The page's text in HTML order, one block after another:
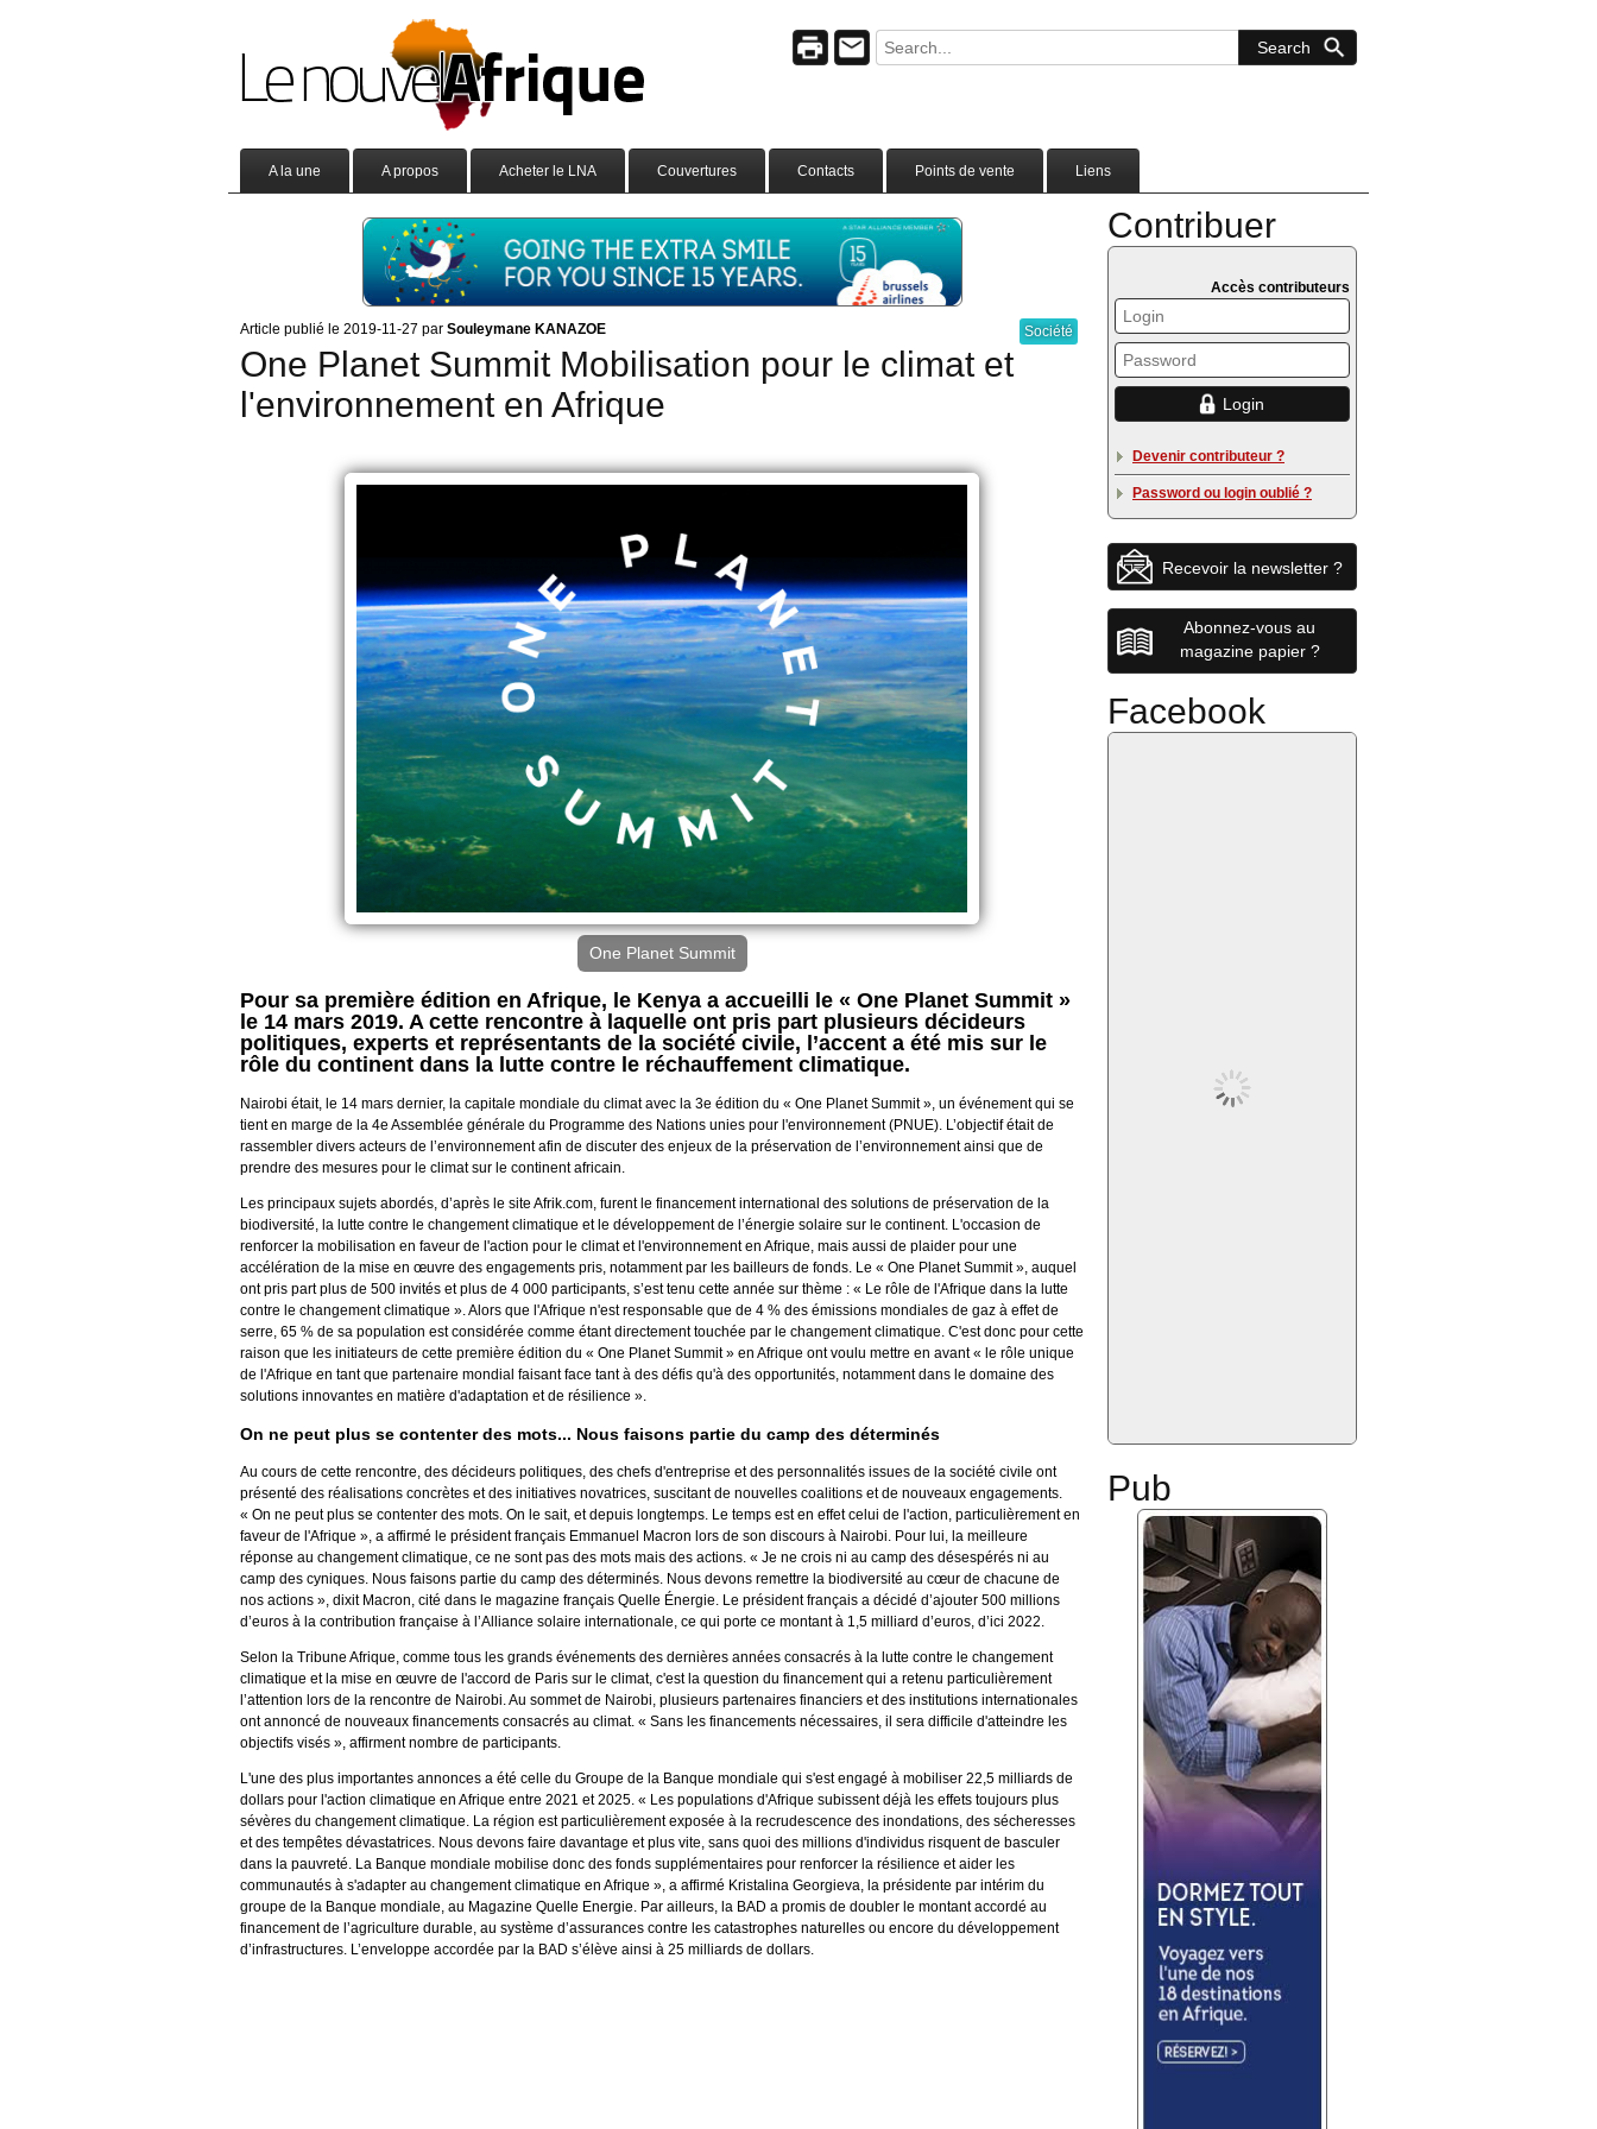
A la une A propos Acheter le LNA Couvertures Contacts Points de vente Liens
Article publié le 2019-11-27 par Souleymane KANAZOE Société
One Planet Summit Mobilisation pour le climat et
l'environnement en Afrique
One Planet Summit
Pour sa première édition en Afrique, le Kenya a accueilli le « One Planet Summit »
le 14 mars 2019. A cette rencontre à laquelle ont pris part plusieurs décideurs
politiques, experts et représentants de la société civile, l’accent a été mis sur le
rôle du continent dans la lutte contre le réchauffement climatique.
Nairobi était, le 14 mars dernier, la capitale mondiale du climat avec la 3e édition du « One Planet Summit », un événement qui se
tient en marge de la 4e Assemblée générale du Programme des Nations unies pour l'environnement (PNUE). L’objectif était de
rassembler divers acteurs de l’environnement afin de discuter des enjeux de la préservation de l’environnement ainsi que de
prendre des mesures pour le climat sur le continent africain.
Les principaux sujets abordés, d’après le site Afrik.com, furent le financement international des solutions de préservation de la
biodiversité, la lutte contre le changement climatique et le développement de l’énergie solaire sur le continent. L'occasion de
renforcer la mobilisation en faveur de l'action pour le climat et l'environnement en Afrique, mais aussi de plaider pour une
accélération de la mise en œuvre des engagements pris, notamment par les bailleurs de fonds. Le « One Planet Summit », auquel
ont pris part plus de 500 invités et plus de 4 000 participants, s’est tenu cette année sur thème : « Le rôle de l'Afrique dans la lutte
contre le changement climatique ». Alors que l'Afrique n'est responsable que de 4 % des émissions mondiales de gaz à effet de
serre, 65 % de sa population est considérée comme étant directement touchée par le changement climatique. C'est donc pour cette
raison que les initiateurs de cette première édition du « One Planet Summit » en Afrique ont voulu mettre en avant « le rôle unique
de l'Afrique en tant que partenaire mondial faisant face tant à des défis qu'à des opportunités, notamment dans le domaine des
solutions innovantes en matière d'adaptation et de résilience ».
On ne peut plus se contenter des mots... Nous faisons partie du camp des déterminés
Au cours de cette rencontre, des décideurs politiques, des chefs d'entreprise et des personnalités issues de la société civile ont
présenté des réalisations concrètes et des initiatives novatrices, suscitant de nouvelles coalitions et de nouveaux engagements.
« On ne peut plus se contenter des mots. On le sait, et depuis longtemps. Le temps est en effet celui de l'action, particulièrement en
faveur de l'Afrique », a affirmé le président français Emmanuel Macron lors de son discours à Nairobi. Pour lui, la meilleure
réponse au changement climatique, ce ne sont pas des mots mais des actions. « Je ne crois ni au camp des désespérés ni au
camp des cyniques. Nous faisons partie du camp des déterminés. Nous devons remettre la biodiversité au cœur de chacune de
nos actions », dixit Macron, cité dans le magazine français Quelle Énergie. Le président français a décidé d’ajouter 500 millions
d’euros à la contribution française à l’Alliance solaire internationale, ce qui porte ce montant à 1,5 milliard d’euros, d’ici 2022.
Selon la Tribune Afrique, comme tous les grands événements des dernières années consacrés à la lutte contre le changement
climatique et la mise en œuvre de l'accord de Paris sur le climat, c'est la question du financement qui a retenu particulièrement
l’attention lors de la rencontre de Nairobi. Au sommet de Nairobi, plusieurs partenaires financiers et des institutions internationales
ont annoncé de nouveaux financements consacrés au climat. « Sans les financements nécessaires, il sera difficile d'atteindre les
objectifs visés », affirment nombre de participants.
L'une des plus importantes annonces a été celle du Groupe de la Banque mondiale qui s'est engagé à mobiliser 22,5 milliards de
dollars pour l'action climatique en Afrique entre 2021 et 2025. « Les populations d'Afrique subissent déjà les effets toujours plus
sévères du changement climatique. La région est particulièrement exposée à la recrudescence des inondations, des sécheresses
et des tempêtes dévastatrices. Nous devons faire davantage et plus vite, sans quoi des millions d'individus risquent de basculer
dans la pauvreté. La Banque mondiale mobilise donc des fonds supplémentaires pour renforcer la résilience et aider les
communautés à s'adapter au changement climatique en Afrique », a affirmé Kristalina Georgieva, la présidente par intérim du
groupe de la Banque mondiale, au Magazine Quelle Energie. Par ailleurs, la BAD a promis de doubler le montant accordé au
financement de l’agriculture durable, au système d’assurances contre les catastrophes naturelles ou encore du développement
d’infrastructures. L’enveloppe accordée par la BAD s’élève ainsi à 25 milliards de dollars.
Contribuer
Accès contributeurs
Devenir contributeur ?
Password ou login oublié ?
Recevoir la newsletter ?
Abonnez-vous au
magazine papier ?
Facebook
Pub